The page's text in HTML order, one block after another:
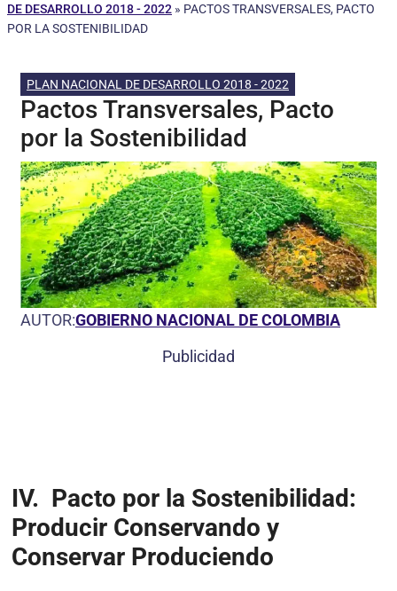
DE DESARROLLO 2018 - 2022 » PACTOS TRANSVERSALES, PACTO
POR LA SOSTENIBILIDAD
PLAN NACIONAL DE DESARROLLO 2018 - 2022
Pactos Transversales, Pacto
por la Sostenibilidad
AUTOR:GOBIERNO NACIONAL DE COLOMBIA
Publicidad
IV. Pacto por la Sostenibilidad:
Producir Conservando y
Conservar Produciendo